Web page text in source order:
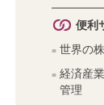
便利
世界の
経済産
管理